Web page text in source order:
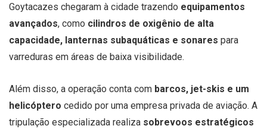
Goytacazes chegaram à cidade trazendo equipamentos
avançados, como cilindros de oxigênio de alta
capacidade, lanternas subaquáticas e sonares para
varreduras em áreas de baixa visibilidade.
Além disso, a operação conta com barcos, jet-skis e um
helicóptero cedido por uma empresa privada de aviação. A
tripulação especializada realiza sobrevoos estratégicos